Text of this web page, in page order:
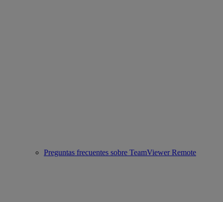
Preguntas frecuentes sobre TeamViewer Remote